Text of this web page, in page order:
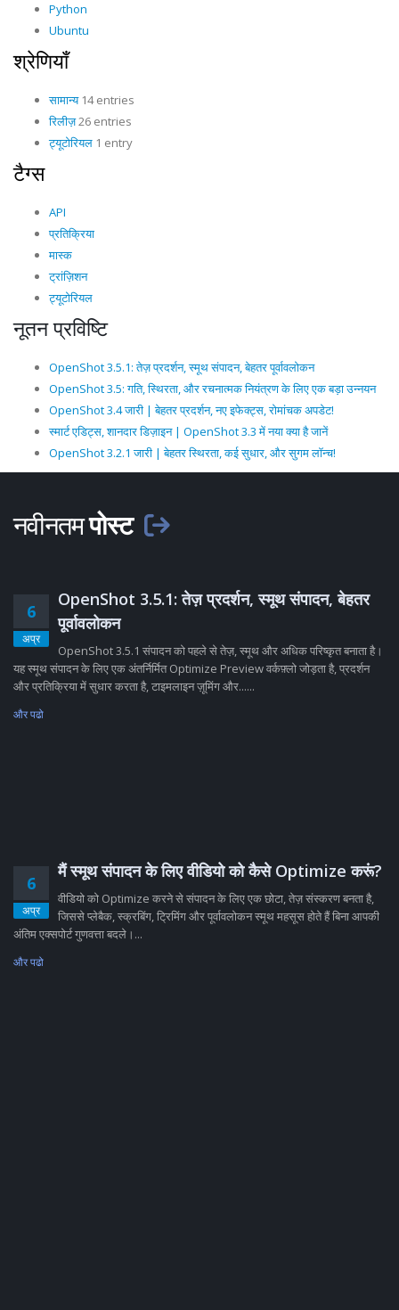
Python
Ubuntu
श्रेणियाँ
सामान्य14 entries
रिलीज़26 entries
ट्यूटोरियल 1 entry
टैग्स
API
प्रतिक्रिया
मास्क
ट्रांज़िशन
ट्यूटोरियल
नूतन प्रविष्टि
OpenShot 3.5.1: तेज़ प्रदर्शन, स्मूथ संपादन, बेहतर पूर्वावलोकन
OpenShot 3.5: गति, स्थिरता, और रचनात्मक नियंत्रण के लिए एक बड़ा उन्नयन
OpenShot 3.4 जारी | बेहतर प्रदर्शन, नए इफेक्ट्स, रोमांचक अपडेट!
स्मार्ट एडिट्स, शानदार डिज़ाइन | OpenShot 3.3 में नया क्या है जानें
OpenShot 3.2.1 जारी | बेहतर स्थिरता, कई सुधार, और सुगम लॉन्च!
नवीनतमपोस्ट
6
अप्र
OpenShot 3.5.1: तेज़ प्रदर्शन, स्मूथ संपादन, बेहतर
पूर्वावलोकन
OpenShot 3.5.1 संपादन को पहले से तेज़, स्मूथ और अधिक परिष्कृत बनाता है।
यह स्मूथ संपादन के लिए एक अंतर्निर्मित Optimize Preview वर्कफ़्लो जोड़ता है, प्रदर्शन
और प्रतिक्रिया में सुधार करता है, टाइमलाइन ज़ूमिंग और......
और पढो
6
अप्र
मैं स्मूथ संपादन के लिए वीडियो को कैसे Optimize करूं?
वीडियो को Optimize करने से संपादन के लिए एक छोटा, तेज़ संस्करण बनता है,
जिससे प्लेबैक, स्क्रबिंग, ट्रिमिंग और पूर्वावलोकन स्मूथ महसूस होते हैं बिना आपकी
अंतिम एक्सपोर्ट गुणवत्ता बदले।...
और पढो